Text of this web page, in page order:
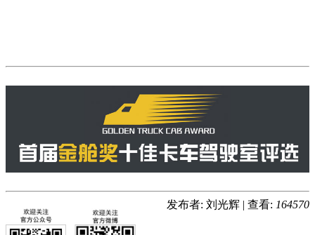
发布者: 刘光辉 | 查看: 164570